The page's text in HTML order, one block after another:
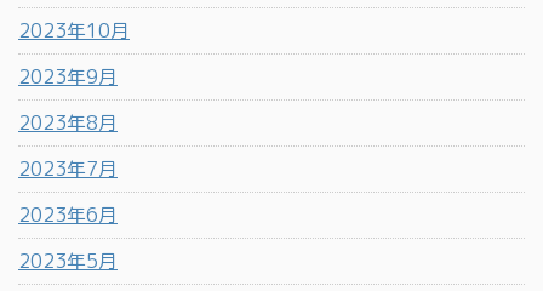
2023年10月
2023年9月
2023年8月
2023年7月
2023年6月
2023年5月